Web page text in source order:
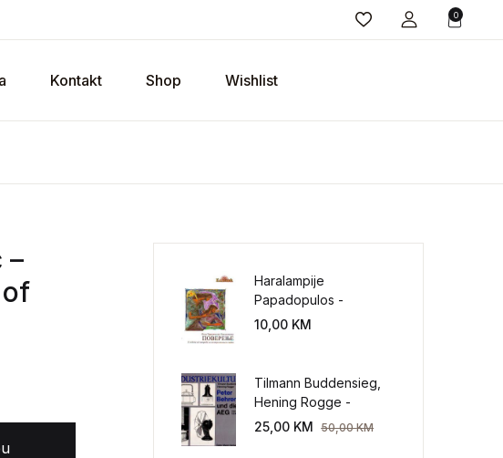
0
Kontakt Shop Wishlist
–
(Town of Banjaluka) količina
Haralampije
Papadopulos -
Poverenje: sloboda od
10,00 KM
Tilmann Buddensieg,
Hening Rogge -
Industriekultur: Peter
25,00 KM 50,00KM